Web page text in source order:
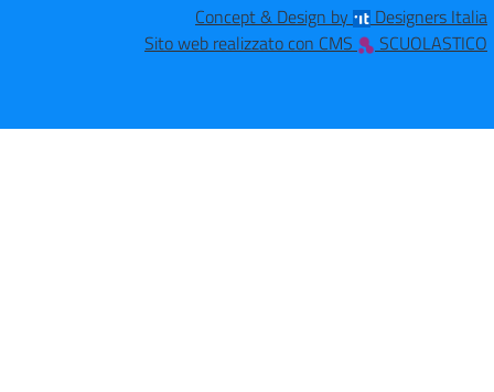
Concept & Design by
Designers Italia
Sito web realizzato con CMS
SCUOLASTICO